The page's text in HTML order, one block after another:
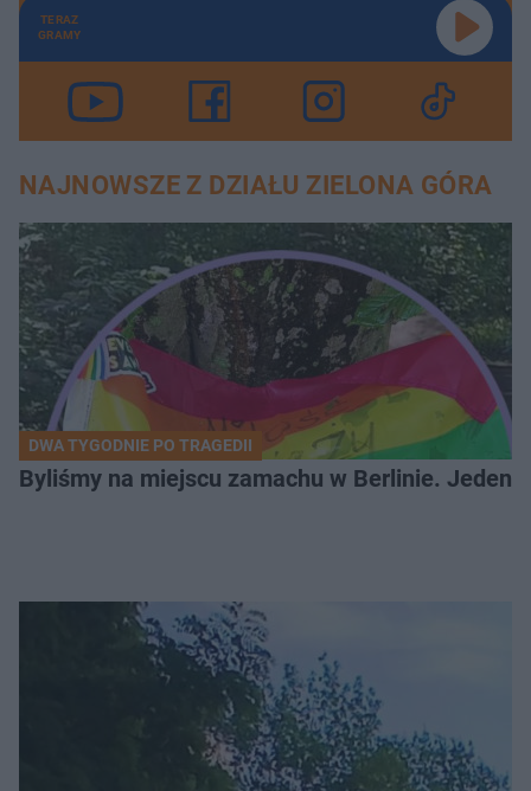
TERAZ
GRAMY
NAJNOWSZE Z DZIAŁU ZIELONA GÓRA
DWA TYGODNIE PO TRAGEDII
Byliśmy na miejscu zamachu w Berlinie. Jeden